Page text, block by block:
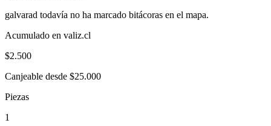
galvarad todavía no ha marcado bitácoras en el mapa.
Acumulado en valiz.cl
$2.500
Canjeable desde $25.000
Piezas
1